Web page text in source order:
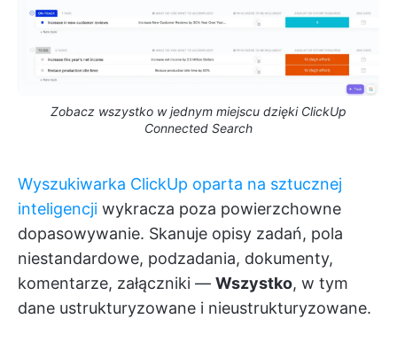
Zobacz wszystko w jednym miejscu dzięki ClickUp
Connected Search
Wyszukiwarka ClickUp oparta na sztucznej
inteligencji wykracza poza powierzchowne
dopasowywanie. Skanuje opisy zadań, pola
niestandardowe, podzadania, dokumenty,
komentarze, załączniki — Wszystko, w tym
dane ustrukturyzowane i nieustrukturyzowane.